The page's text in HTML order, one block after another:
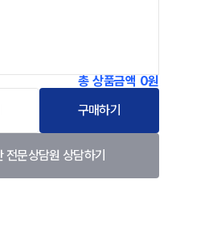
총 상품금액 0원
구매하기
전문상담원 상담하기